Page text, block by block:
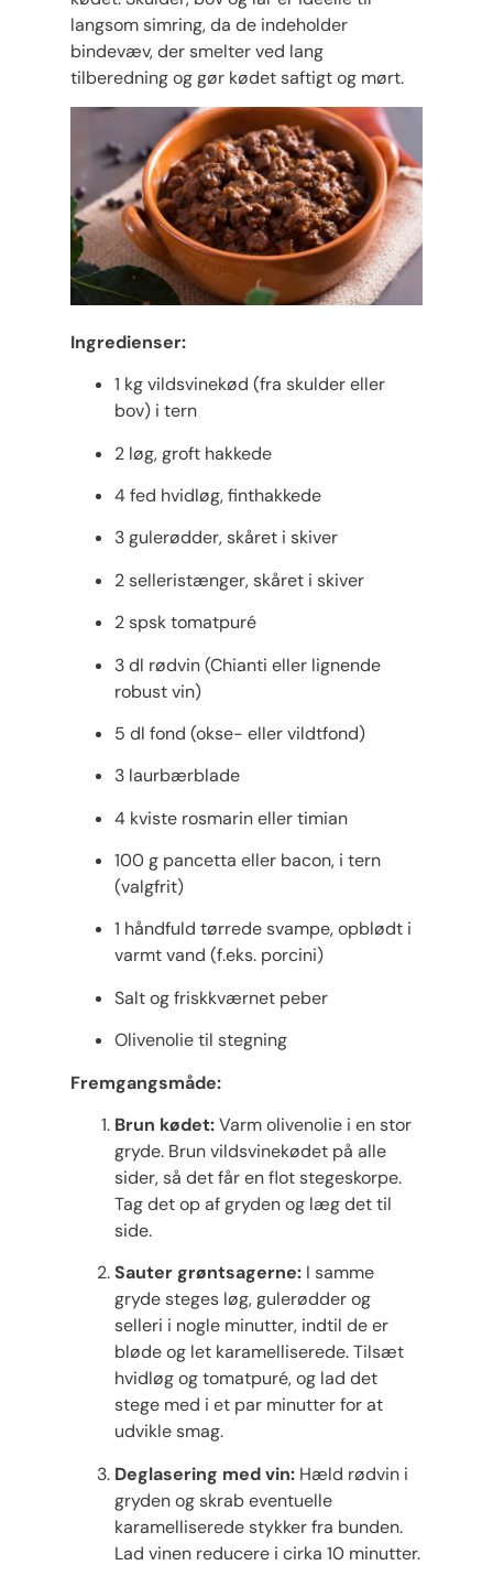
langsom simring, da de indeholder
bindevæv, der smelter ved lang
tilberedning og gør kødet saftigt og mørt.
Ingredienser:
1 kg vildsvinekød (fra skulder eller
bov) i tern
2 løg, groft hakkede
4 fed hvidløg, finthakkede
3 gulerødder, skåret i skiver
2 selleristænger, skåret i skiver
2 spsk tomatpuré
3 dl rødvin (Chianti eller lignende
robust vin)
5 dl fond (okse- eller vildtfond)
3 laurbærblade
4 kviste rosmarin eller timian
100 g pancetta eller bacon, i tern
(valgfrit)
1 håndfuld tørrede svampe, opblødt i
varmt vand (f.eks. porcini)
Salt og friskkværnet peber
Olivenolie til stegning
Fremgangsmåde:
Brun kødet:Varm olivenolie i en stor
gryde. Brun vildsvinekødet på alle
sider, så det får en flot stegeskorpe.
Tag det op af gryden og læg det til
side.
Sauter grøntsagerne: I samme
gryde steges løg, gulerødder og
selleri i nogle minutter, indtil de er
bløde og let karamelliserede. Tilsæt
hvidløg og tomatpuré, og lad det
stege med i et par minutter for at
udvikle smag.
Deglasering med vin: Hæld rødvin i
gryden og skrab eventuelle
karamelliserede stykker fra bunden.
Lad vinen reducere i cirka 10 minutter.